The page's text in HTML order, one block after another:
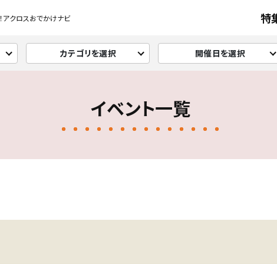
アクロスおでかけナビ 特
カテゴリを選択 開催日を選択
イベント一覧